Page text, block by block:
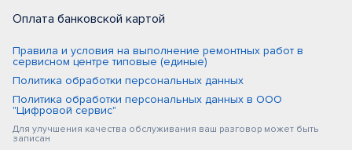
Оплата банковской картой
Правила и условия на выполнение ремонтных работ в
сервисном центре типовые (единые)
Политика обработки персональных данных
Политика обработки персональных данных в ООО
"Цифровой сервис"
Для улучшения качества обслуживания ваш разговор может быть
записан